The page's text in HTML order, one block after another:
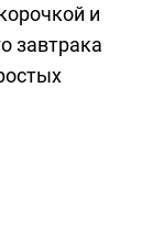
и
завтрака